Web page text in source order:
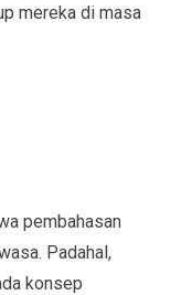
mereka di masa
pembahasan
Padahal,
konsep